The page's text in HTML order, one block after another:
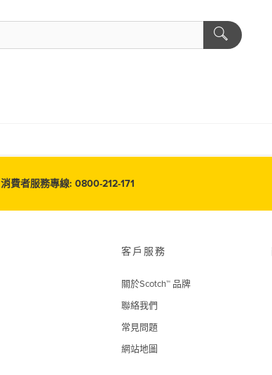
消費者服務專線: 0800-212-171
客戶服務
關於Scotch™ 品牌
聯絡我們
常見問題
網站地圖